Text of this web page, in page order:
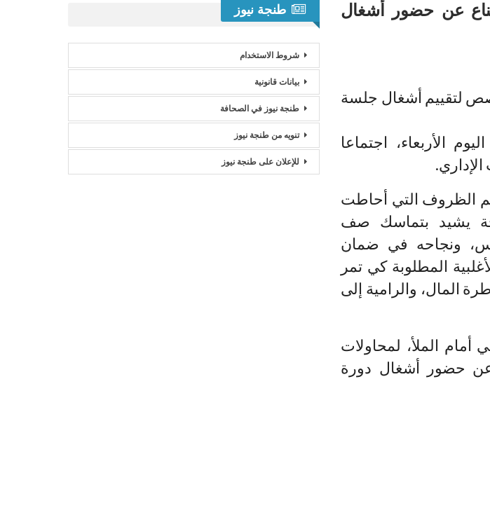
عن حضور أشغال
لتقييم أشغال جلسة
الأربعاء، اجتماعا
الظروف التي أحاطت
يشيد بتماسك صف
ونجاحه في ضمان
المطلوبة كي تمر
المال، والرامية إلى
أمام الملأ، لمحاولات
عن حضور أشغال دورة
طنجة نيوز
شروط الاستخدام
بيانات قانونية
طنجة نيوز في الصحافة
تنويه من طنجة نيوز
للإعلان على طنجة نيوز